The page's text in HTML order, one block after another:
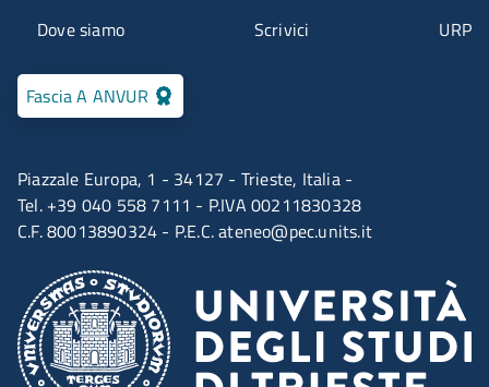
Piazzale Europa, 1 - 34127 - Trieste, Italia -
Tel. +39 040 558 7111 - P.IVA 00211830328
C.F. 80013890324 - P.E.C.ateneo@pec.units.it
Fascia A ANVUR
Menu contatti
Dove siamo Scrivici URP